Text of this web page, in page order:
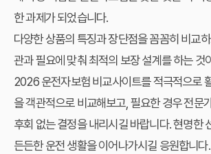
한 과제가 되었습니다.
다양한 상품의 특징과 장단점을 꼼꼼히 비교
관과 필요에 맞춰 최적의 보장 설계를 하는 것
2026 운전자보험 비교사이트를 적극적으로
을 객관적으로 비교해보고, 필요한 경우 전문
후회 없는 결정을 내리시길 바랍니다. 현명한
든든한 운전 생활을 이어나가시길 응원합니다.